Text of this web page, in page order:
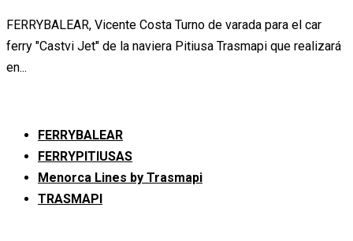
FERRYBALEAR, Vicente Costa Turno de varada para el car
ferry "Castvi Jet" de la naviera Pitiusa Trasmapi que realizará
en...
FERRYBALEAR
FERRYPITIUSAS
Menorca Lines by Trasmapi
TRASMAPI